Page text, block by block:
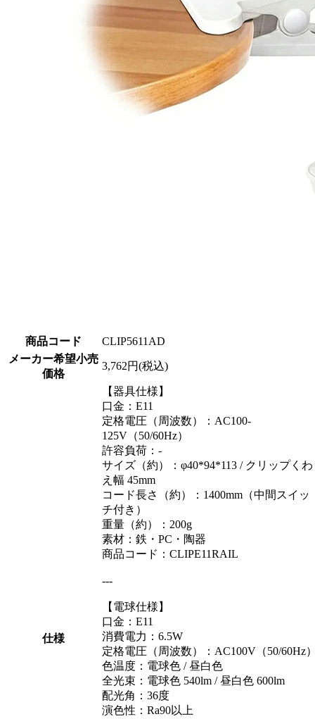
商品コード
CLIP5611AD
メーカー希望小売
価格
3,762円(税込)
仕様
【器具仕様】
口金：E11
定格電圧（周波数）：AC100-
125V（50/60Hz）
許容負荷：-
サイズ（約）：φ40*94*113 / クリップくわ
え幅 45mm
コード長さ（約）：1400mm（中間スイッ
チ付き）
重量（約）：200g
素材：鉄・PC・陶器
商品コード：CLIPE11RAIL
---
【電球仕様】
口金：E11
消費電力：6.5W
定格電圧（周波数）：AC100V（50/60Hz
色温度：電球色 / 昼白色
全光束：電球色 540lm / 昼白色 600lm
配光角：36度
演色性：Ra90以上